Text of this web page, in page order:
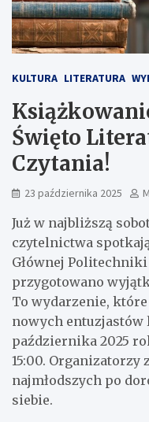
KULTURA LITERATURA
Święto
Czytania!
23 października 2025
Już w najbliższą
czytelnictwa
Głównej
przygotowano
To wydarzenie,
nowych entuzjastów
października 2025
15:00. Organizatorzy
najmłodszych po
siebie.